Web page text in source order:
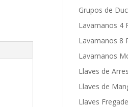
Grupos de
Lavamanos 4
Lavamanos 8
Lavamanos
Llaves de
Llaves de
Llaves